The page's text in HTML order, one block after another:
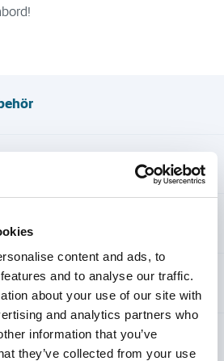
content and ads, to
and to analyse our traffic.
about your use of our site with
and analytics partners who
information that you’ve
they’ve collected from your use
av en glasfiberbåt
av kapell och båtdynor